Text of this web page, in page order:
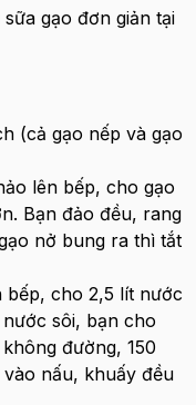
gạo đơn giản tại
(cả gạo nếp và gạo
lên bếp, cho gạo
Bạn đảo đều, rang
nở bung ra thì tắt
bếp, cho 2,5 lít nước
sôi, bạn cho
đường, 150
nấu, khuấy đều